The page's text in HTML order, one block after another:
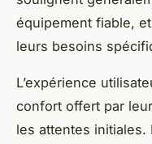
équipement fiable,
leurs besoins
L’expérience
confort offert par
les attentes initiales.